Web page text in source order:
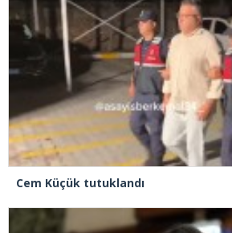
Cem Küçük tutuklandı